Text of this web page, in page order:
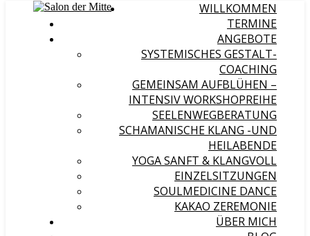
WILLKOMMEN
TERMINE
ANGEBOTE
SYSTEMISCHES GESTALT-
COACHING
GEMEINSAM AUFBLÜHEN –
INTENSIV WORKSHOPREIHE
SEELENWEGBERATUNG
SCHAMANISCHE KLANG -UND
HEILABENDE
YOGA SANFT & KLANGVOLL
EINZELSITZUNGEN
SOULMEDICINE DANCE
KAKAO ZEREMONIE
ÜBER MICH